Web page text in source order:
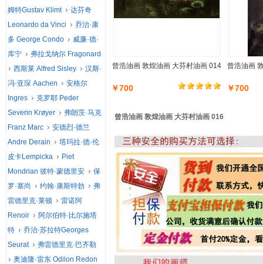
曾浩油画 敦煌油画 大芬村油画 014
￥700
曾浩油画
￥700
曾浩油画 敦煌油画 大芬村油画 016
姆特Gustav Klimt
达芬奇
Leonardo da Vinci
乔治·康
多 George Condo
威廉·德·
库宁
弗拉戈纳尔 Fragonard
西斯莱 Alfred Sisley
汉斯·
冯·亚琛 Aachen
安格尔
Ingres
克罗耶 Peder
Severin Krøyer
弗朗茨·马克
Franz Marc
安德烈·德兰
Andre Derain
塔玛拉·德·伦
皮卡Lempicka
Piet
Mondrian 彼特·蒙德里安
保
罗·塞尚
约翰·康斯特勃
弗
雷德里克·莱顿
雷诺阿
Renoir
阿尔伯特·比尔施塔
特
乔治·苏拉特Georges
Seurat
弗雷德里克·巴齐勒
奥迪隆·雷东 Odilon Redon